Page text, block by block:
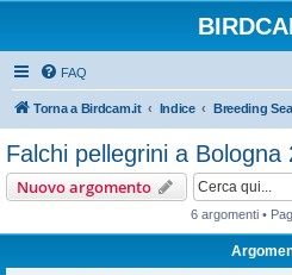
FAQ
Torna a Birdcam.it Indice Breeding
Falchi pellegrini a Bologna
Nuovo argomento
6 argomenti •